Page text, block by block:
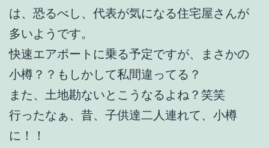
は、恐るべし、代表が気になる住宅屋さんが
多いようです。
快速エアポートに乗る予定ですが、まさかの
小樽？？もしかして私間違ってる？
また、土地勘ないとこうなるよね？笑笑
行ったなぁ、昔、子供達二人連れて、小樽
に！！